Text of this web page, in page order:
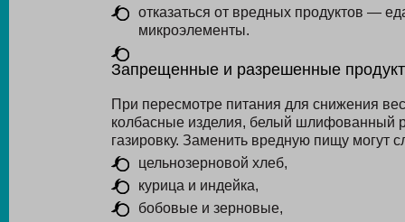
отказаться от вредных продуктов —
микроэлементы.
Запрещенные и разрешенные
При пересмотре питания для снижения
колбасные изделия, белый шлифованный
газировку. Заменить вредную пищу могут
цельнозерновой хлеб,
курица и индейка,
бобовые и зерновые,